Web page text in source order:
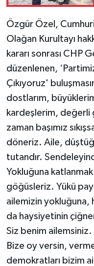
Özgür Özel,
Olağan Kurultayı
kararı sonrası CHP
düzenlenen,
Çıkıyoruz'
dostlarım,
kardeşlerim, değerli
zaman başımız
döneriz. Aile,
tutandır.
Yokluğuna
göğüsleriz. Yükü
ailemizin yokluğuna,
da haysiyetinin
Siz benim
Bize oy versin,
demokratları bizim